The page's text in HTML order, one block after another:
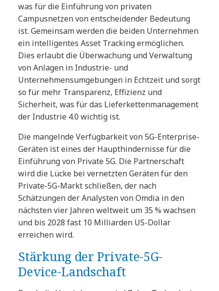
was für die Einführung von privaten
Campusnetzen von entscheidender Bedeutung
ist. Gemeinsam werden die beiden Unternehmen
ein intelligentes Asset Tracking ermöglichen.
Dies erlaubt die Überwachung und Verwaltung
von Anlagen in Industrie- und
Unternehmensumgebungen in Echtzeit und sorgt
so für mehr Transparenz, Effizienz und
Sicherheit, was für das Lieferkettenmanagement
der Industrie 4.0 wichtig ist.
Die mangelnde Verfügbarkeit von 5G-Enterprise-
Geräten ist eines der Haupthindernisse für die
Einführung von Private 5G. Die Partnerschaft
wird die Lücke bei vernetzten Geräten für den
Private-5G-Markt schließen, der nach
Schätzungen der Analysten von Omdia in den
nächsten vier Jahren weltweit um 35 % wachsen
und bis 2028 fast 10 Milliarden US-Dollar
erreichen wird.
Stärkung der Private-5G-
Device-Landschaft